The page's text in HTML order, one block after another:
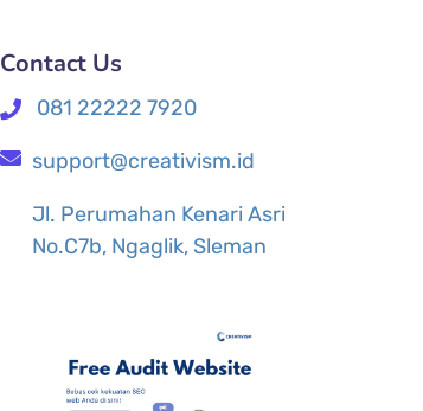
Contact Us
081 22222 7920
support@creativism.id
Jl. Perumahan Kenari Asri
No.C7b, Ngaglik, Sleman